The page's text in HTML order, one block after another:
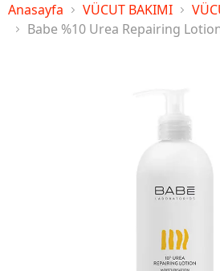
Anasayfa VÜCUT BAKIMI
Babe %10 Urea Repairing